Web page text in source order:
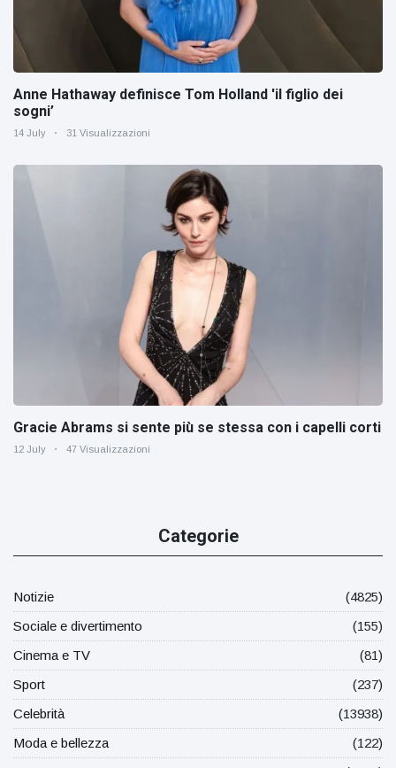
Anne Hathaway definisce Tom Holland 'il figlio dei
sogni’
14 July 31 Visualizzazioni
Gracie Abrams si sente più se stessa con i capelli corti
12 July 47 Visualizzazioni
Categorie
Notizie
(4825)
Sociale e divertimento
(155)
Cinema e TV
(81)
Sport
(237)
Celebrità
(13938)
Moda e bellezza
(122)